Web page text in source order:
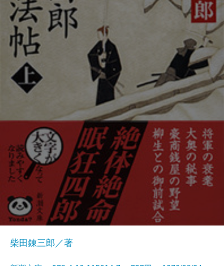
柴田錬三郎／著